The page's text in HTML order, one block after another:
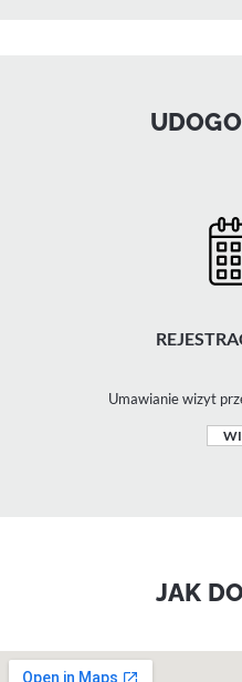
Umawianie wizyt
JAK